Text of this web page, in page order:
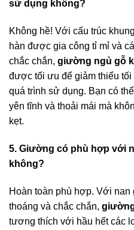
sử dụng không?
Không hề! Với cấu trúc
hàn được gia công tỉ mỉ và
chắc chắn, giường ngủ gỗ
được tối ưu để giảm thiểu tối
quá trình sử dụng. Bạn có
yên tĩnh và thoải mái mà
kẹt.
5. Giường có phù hợp với
không?
Hoàn toàn phù hợp. Với
thoáng và chắc chắn,
tương thích với hầu hết các